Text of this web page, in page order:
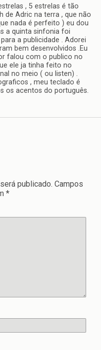
, 5 estrelas é tão
de Adric na terra , que não
nada é perfeito ) eu dou
a quinta sinfonia foi
a publicidade . Adorei
bem desenvolvidos .Eu
falou com o publico no
ele ja tinha feito no
no meio ( ou listen) .
, meu teclado é
os acentos do português.
publicado. Campos
*